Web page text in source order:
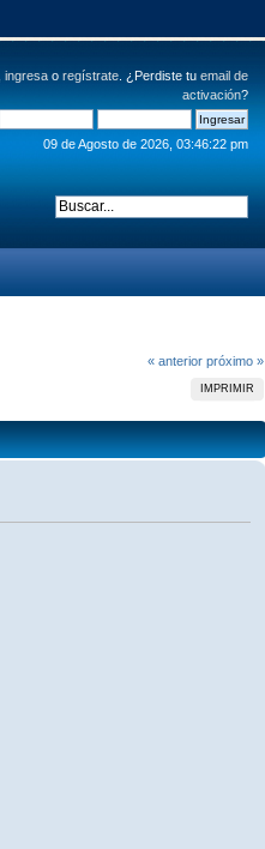
ingresao regístrate. ¿Perdiste tu email de
activación?
09 de Agosto de 2026, 03:46:22 pm
« anterior próximo »
IMPRIMIR